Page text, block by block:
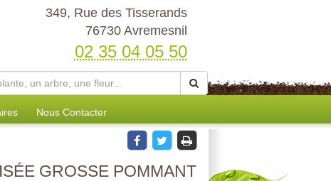
349, Rue des Tisserands
76730 Avremesnil
02 35 04 05 50
Nous Contacter
GROSSE POMMANT